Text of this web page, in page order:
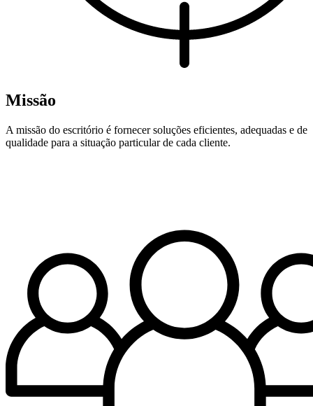
Missão
A missão do escritório é fornecer soluções eficientes, adequadas e de
qualidade para a situação particular de cada cliente.